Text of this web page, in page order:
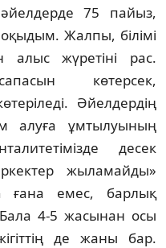
75 пайыз,
Жалпы, білімі
алыс жү­ретіні рас.
кө­тер­сек,
Әйел­дердің
алуға ұм­­тылуының
десек
жыламайды»
ғана емес, барлық
4-5 жасынан осы
де жаны бар.